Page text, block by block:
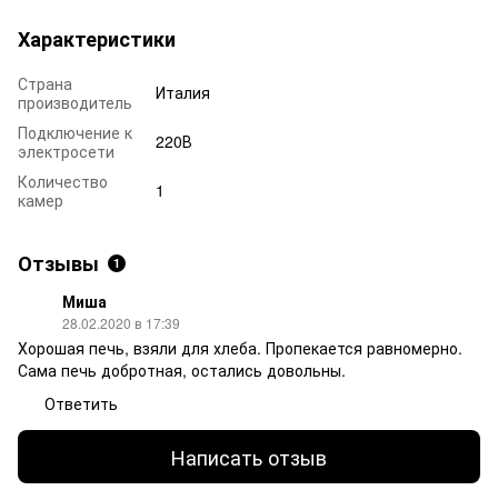
Характеристики
Страна
производитель
Италия
Подключение к
электросети
220В
Количество
камер
1
Отзывы 1
Миша
28.02.2020 в 17:39
Хорошая печь, взяли для хлеба. Пропекается равномерно.
Сама печь добротная, остались довольны.
Ответить
Написать отзыв